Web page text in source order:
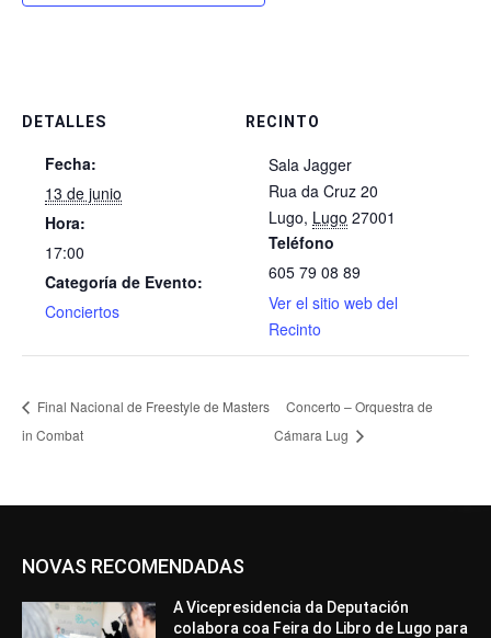
DETALLES
Fecha:
13 de junio
Hora:
17:00
Categoría de Evento:
Conciertos
RECINTO
Sala Jagger
Rua da Cruz 20
Lugo, Lugo 27001
Teléfono
605 79 08 89
Ver el sitio web del
Recinto
Final Nacional de Freestyle de Masters
in Combat
Concerto – Orquestra de
Cámara Lug
NOVAS RECOMENDADAS
A Vicepresidencia da Deputación
colabora coa Feira do Libro de Lugo para